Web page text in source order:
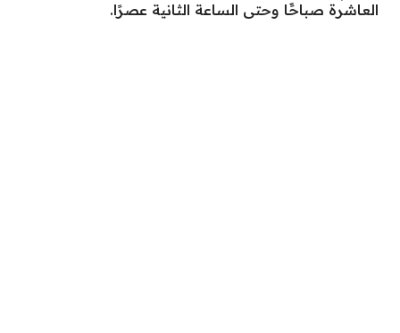
العاشرة صباحًَا وحتى الساعة الثانية عصرًا.